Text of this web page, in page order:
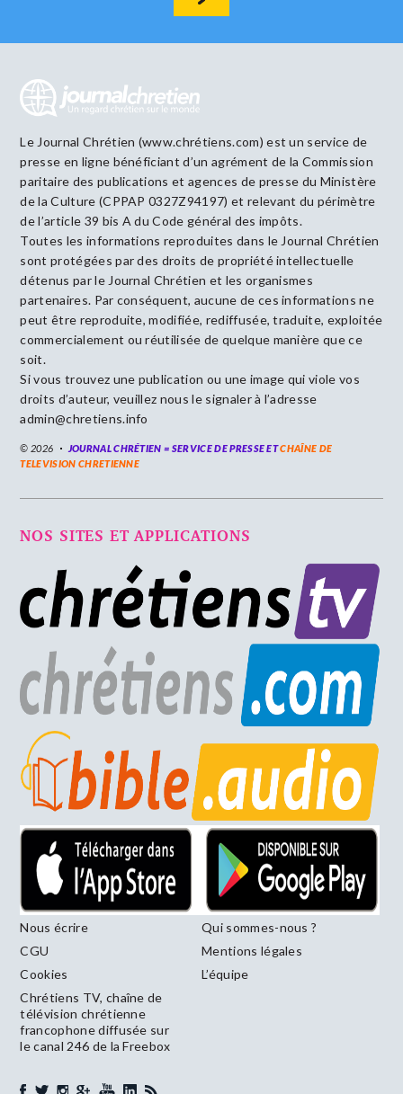
Le Journal Chrétien (www.chrétiens.com) est un service de
presse en ligne bénéficiant d’un agrément de la Commission
paritaire des publications et agences de presse du Ministère
de la Culture (CPPAP 0327Z94197) et relevant du périmètre
de l’article 39 bis A du Code général des impôts.
Toutes les informations reproduites dans le Journal Chrétien
sont protégées par des droits de propriété intellectuelle
détenus par le Journal Chrétien et les organismes
partenaires. Par conséquent, aucune de ces informations ne
peut être reproduite, modifiée, rediffusée, traduite, exploitée
commercialement ou réutilisée de quelque manière que ce
soit.
Si vous trouvez une publication ou une image qui viole vos
droits d’auteur, veuillez nous le signaler à l’adresse
admin@chretiens.info
© 2026 JOURNAL CHRÉTIEN = SERVICE DE PRESSE ETCHAÎNE DE
TELEVISION CHRETIENNE
NOS SITES ET APPLICATIONS
Nous écrire
Qui sommes-nous ?
CGU
Mentions légales
Cookies
L’équipe
Chrétiens TV, chaîne de
télévision chrétienne
francophone diffusée sur
le canal 246 de la Freebox